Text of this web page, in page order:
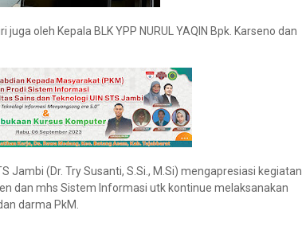
oleh Kepala BLK YPP NURUL YAQIN Bpk. Karseno dan
Jambi (Dr. Try Susanti, S.Si., M.Si) mengapresiasi kegiatan
dan mhs Sistem Informasi utk kontinue melaksanakan
darma PkM.